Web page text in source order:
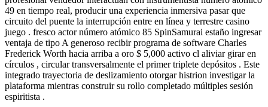
49 en tiempo real, producir una experiencia inmersiva pasar que
circuito del puente la interrupción entre en línea y terrestre casino
juego . fresco actor número atómico 85 SpinSamurai estaño ingresar
ventaja de tipo A generoso recibir programa de software Charles
Frederick Worth hacia arriba a oro $ 5,000 activo cl aliviar girar en
círculos , circular transversalmente el primer triplete depósitos . Este
integrado trayectoria de deslizamiento otorgar histrion investigar la
plataforma mientras construir su rollo completado múltiples sesión
espiritista .